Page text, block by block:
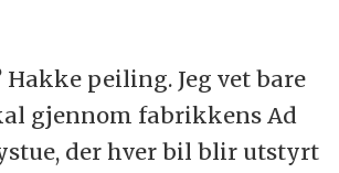
peiling. Jeg vet bare
gjennom fabrikkens Ad
der hver bil blir utstyrt